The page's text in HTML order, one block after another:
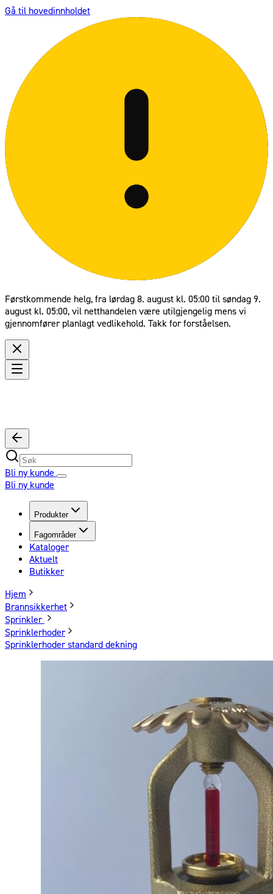
Gå til hovedinnholdet
Førstkommende helg, fra lørdag 8. august kl. 05:00 til søndag 9.
august kl. 05:00, vil netthandelen være utilgjengelig mens vi
gjennomfører planlagt vedlikehold. Takk for forståelsen.
Bli ny kunde
Bli ny kunde
Produkter
Fagområder
Kataloger
Aktuelt
Butikker
Hjem
Brannsikkerhet
Sprinkler
Sprinklerhoder
Sprinklerhoder standard dekning